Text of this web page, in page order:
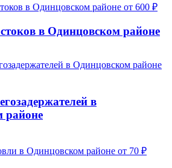
от 600 ₽
в Одинцовском районе
в
районе
от 70 ₽